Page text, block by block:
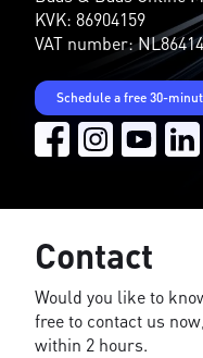
KVK: 86904159
VAT number:
Schedule a free 30-
Contact
Would you like to
free to contact us
within 2 hours.